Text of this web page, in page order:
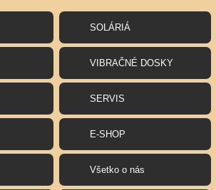
SOLÁRIÁ
VIBRAČNÉ DOSKY
SERVIS
E-SHOP
Všetko o nás